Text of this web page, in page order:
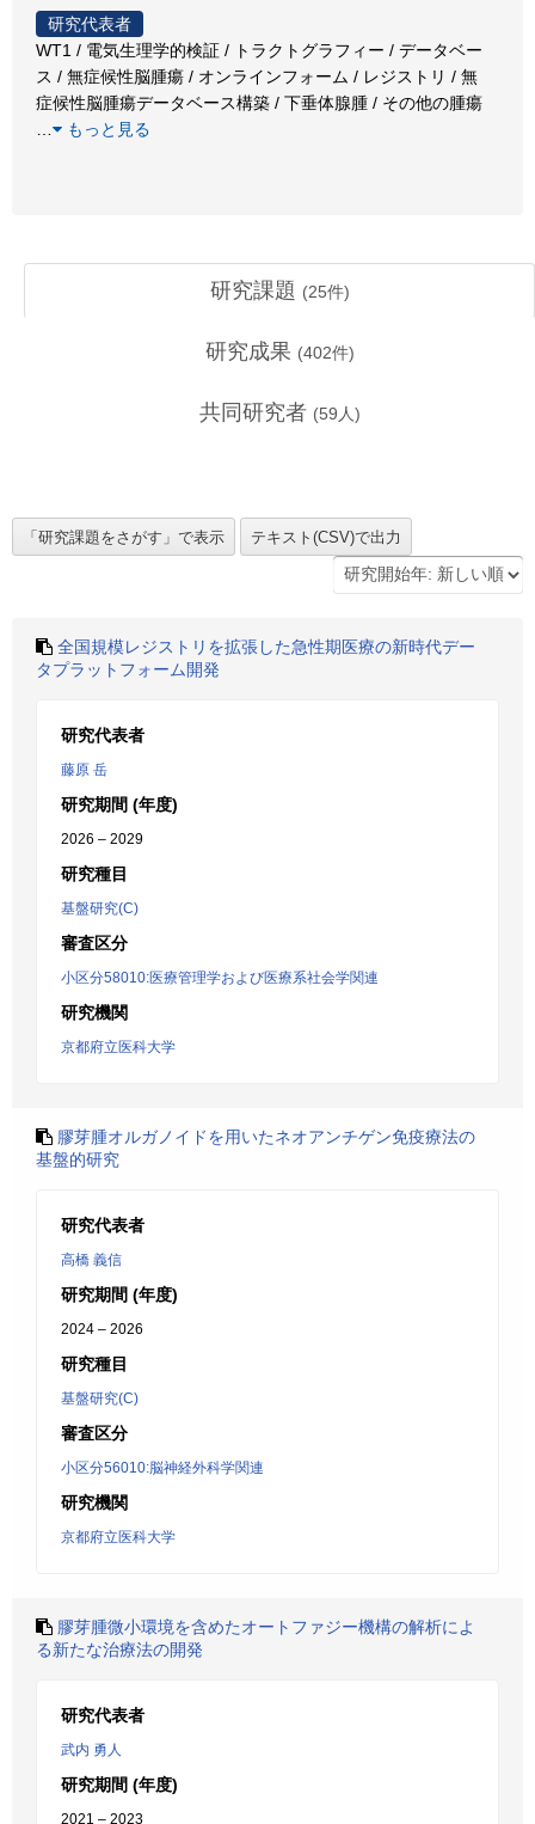
研究代表者
WT1 / 電気生理学的検証 / トラクトグラフィー / データベー
ス / 無症候性脳腫瘍 / オンラインフォーム / レジストリ / 無
症候性脳腫瘍データベース構築 / 下垂体腺腫 / その他の腫瘍
もっと見る
研究課題 (25件)
研究成果 (402件)
共同研究者 (59 人)
全国規模レジストリを拡張した急性期医療の新時代デー
タプラットフォーム開発
研究代表者
藤原 岳
研究期間 (年度)
2026 – 2029
研究種目
基盤研究(C)
審査区分
小区分58010:医療管理学および医療系社会学関連
研究機関
京都府立医科大学
膠芽腫オルガノイドを用いたネオアンチゲン免疫療法の
基盤的研究
研究代表者
高橋 義信
研究期間 (年度)
2024 – 2026
研究種目
基盤研究(C)
審査区分
小区分56010:脳神経外科学関連
研究機関
京都府立医科大学
膠芽腫微小環境を含めたオートファジー機構の解析によ
る新たな治療法の開発
研究代表者
武内 勇人
研究期間 (年度)
2021 – 2023